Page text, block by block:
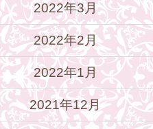
2022年3月
2022年2月
2022年1月
2021年12月